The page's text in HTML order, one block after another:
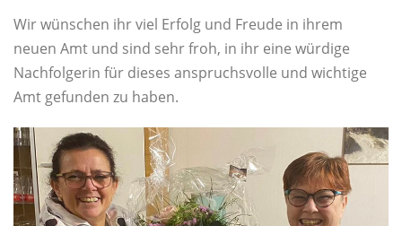
Wir wünschen ihr viel Erfolg und Freude in ihrem
neuen Amt und sind sehr froh, in ihr eine würdige
Nachfolgerin für dieses anspruchsvolle und wichtige
Amt gefunden zu haben.